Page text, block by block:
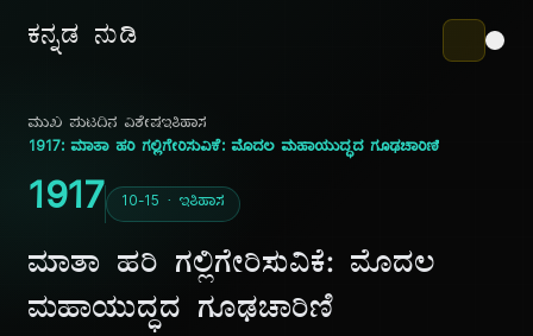
ಕನ್ನಡ ನುಡಿ
ಮುಖ ಪುಟದಿನ ವಿಶೇಷಇತಿಹಾಸ
1917: ಮಾತಾ ಹರಿ ಗಲ್ಲಿಗೇರಿಸುವಿಕೆ: ಮೊದಲ ಮಹಾಯುದ್ಧದ ಗೂಢಚಾರಿಣಿ
1917 10-15 · ಇತಿಹಾಸ
ಮಾತಾ ಹರಿ ಗಲ್ಲಿಗೇರಿಸುವಿಕೆ: ಮೊದಲ
ಮಹಾಯುದ್ಧದ ಗೂಢಚಾರಿಣಿ